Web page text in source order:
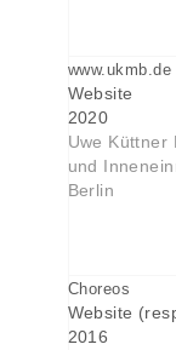
www.ukmb.de
Website
2020
Uwe Küttner
und
Berlin
Choreos
Website
2016